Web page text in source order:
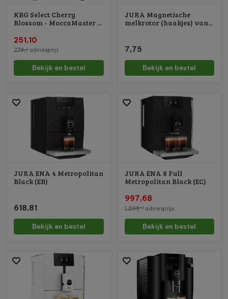
KBG Select Cherry
Blossom - MoccaMaster ...
251,10
279,- adviesprijs
Bekijk en bestel
JURA Magnetische
melkrotor (haakjes) van...
7,75
Bekijk en bestel
JURA ENA 4 Metropolitan
Black (EB)
618,81
Bekijk en bestel
JURA ENA 8 Full
Metropolitan Black (EC)
997,68
1.099,-adviesprijs
Bekijk en bestel